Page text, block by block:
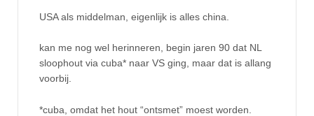
USA als middelman, eigenlijk is alles china.
kan me nog wel herinneren, begin jaren 90 dat NL
sloophout via cuba* naar VS ging, maar dat is allang
voorbij.
*cuba, omdat het hout “ontsmet” moest worden.